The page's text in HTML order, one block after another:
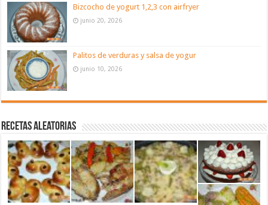
Bizcocho de yogurt 1,2,3 con airfryer
junio 20, 2026
Palitos de verduras y salsa de yogur
junio 10, 2026
Recetas aleatorias